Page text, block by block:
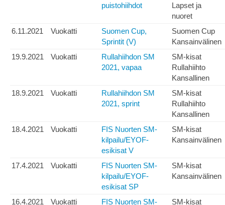
puistohiihdot
Lapset ja
nuoret
6.11.2021
Vuokatti
Suomen Cup,
Sprintit (V)
Suomen Cup
Kansainvälinen
19.9.2021
Vuokatti
Rullahiihdon SM
2021, vapaa
SM-kisat
Rullahiihto
Kansallinen
18.9.2021
Vuokatti
Rullahiihdon SM
2021, sprint
SM-kisat
Rullahiihto
Kansallinen
18.4.2021
Vuokatti
FIS Nuorten SM-
kilpailu/EYOF-
esikisat V
SM-kisat
Kansainvälinen
17.4.2021 Vuokatti
FIS Nuorten SM-
kilpailu/EYOF-
esikisat SP
SM-kisat
Kansainvälinen
16.4.2021 Vuokatti
FIS Nuorten SM-
SM-kisat